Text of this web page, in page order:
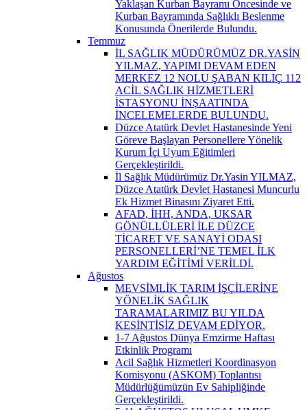
Yaklaşan Kurban Bayramı Öncesinde ve
Kurban Bayramında Sağlıklı Beslenme
Konusunda Önerilerde Bulundu.
Temmuz
İL SAĞLIK MÜDÜRÜMÜZ DR.YASİN
YILMAZ, YAPIMI DEVAM EDEN
MERKEZ 12 NOLU ŞABAN KILIÇ 112
ACİL SAĞLIK HİZMETLERİ
İSTASYONU İNŞAATINDA
İNCELEMELERDE BULUNDU.
Düzce Atatürk Devlet Hastanesinde Yeni
Göreve Başlayan Personellere Yönelik
Kurum İçi Uyum Eğitimleri
Gerçekleştirildi.
İl Sağlık Müdürümüz Dr.Yasin YILMAZ,
Düzce Atatürk Devlet Hastanesi Muncurlu
Ek Hizmet Binasını Ziyaret Etti.
AFAD, İHH, ANDA, UKSAR
GÖNÜLLÜLERİ İLE DÜZCE
TİCARET VE SANAYİ ODASI
PERSONELLERİ’NE TEMEL İLK
YARDIM EĞİTİMİ VERİLDİ.
Ağustos
MEVSİMLİK TARIM İŞÇİLERİNE
YÖNELİK SAĞLIK
TARAMALARIMIZ BU YILDA
KESİNTİSİZ DEVAM EDİYOR.
1-7 Ağustos Dünya Emzirme Haftası
Etkinlik Programı
Acil Sağlık Hizmetleri Koordinasyon
Komisyonu (ASKOM) Toplantısı
Müdürlüğümüzün Ev Sahipliğinde
Gerçekleştirildi.